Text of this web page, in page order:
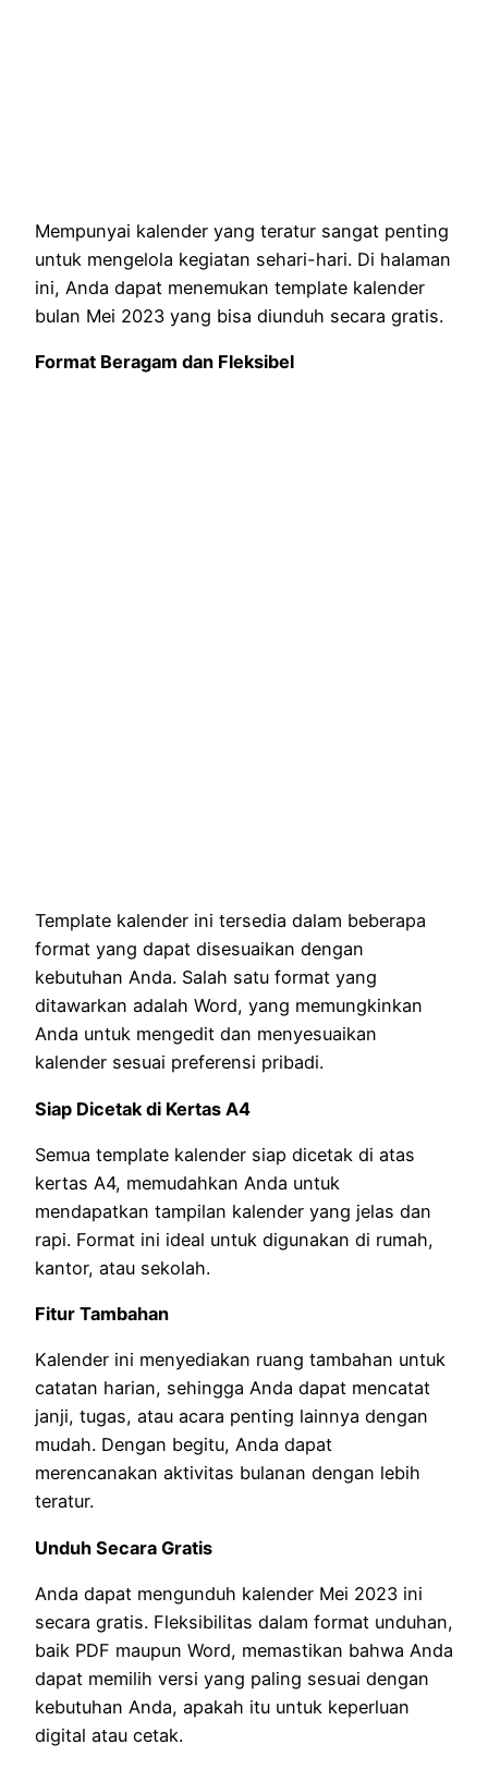
Mempunyai kalender yang teratur sangat penting
untuk mengelola kegiatan sehari-hari. Di halaman
ini, Anda dapat menemukan template kalender
bulan Mei 2023 yang bisa diunduh secara gratis.
Format Beragam dan Fleksibel
Template kalender ini tersedia dalam beberapa
format yang dapat disesuaikan dengan
kebutuhan Anda. Salah satu format yang
ditawarkan adalah Word, yang memungkinkan
Anda untuk mengedit dan menyesuaikan
kalender sesuai preferensi pribadi.
Siap Dicetak di Kertas A4
Semua template kalender siap dicetak di atas
kertas A4, memudahkan Anda untuk
mendapatkan tampilan kalender yang jelas dan
rapi. Format ini ideal untuk digunakan di rumah,
kantor, atau sekolah.
Fitur Tambahan
Kalender ini menyediakan ruang tambahan untuk
catatan harian, sehingga Anda dapat mencatat
janji, tugas, atau acara penting lainnya dengan
mudah. Dengan begitu, Anda dapat
merencanakan aktivitas bulanan dengan lebih
teratur.
Unduh Secara Gratis
Anda dapat mengunduh kalender Mei 2023 ini
secara gratis. Fleksibilitas dalam format unduhan,
baik PDF maupun Word, memastikan bahwa Anda
dapat memilih versi yang paling sesuai dengan
kebutuhan Anda, apakah itu untuk keperluan
digital atau cetak.